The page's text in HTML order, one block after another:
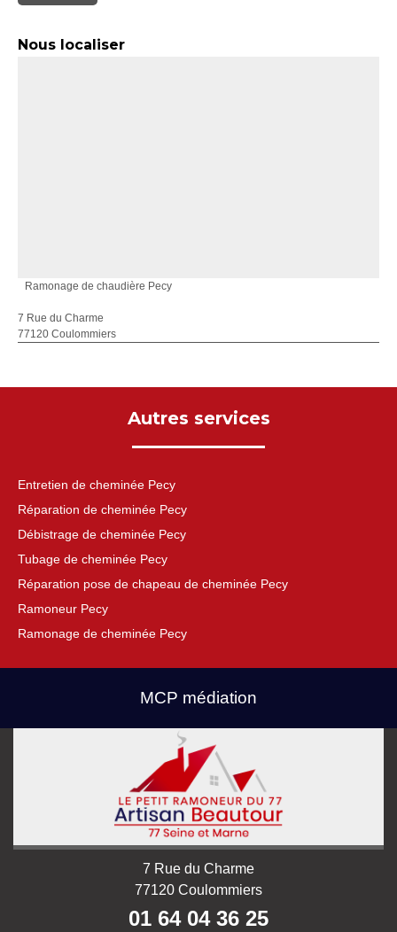
Nous localiser
Ramonage de chaudière Pecy
7 Rue du Charme
77120 Coulommiers
Autres services
Entretien de cheminée Pecy
Réparation de cheminée Pecy
Débistrage de cheminée Pecy
Tubage de cheminée Pecy
Réparation pose de chapeau de cheminée Pecy
Ramoneur Pecy
Ramonage de cheminée Pecy
MCP médiation
7 Rue du Charme
77120 Coulommiers
01 64 04 36 25